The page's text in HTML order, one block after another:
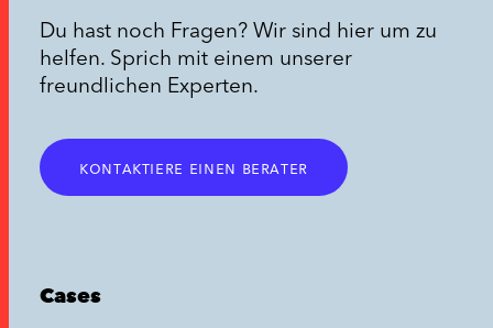
Du hast noch Fragen? Wir sind hier um zu
helfen. Sprich mit einem unserer
freundlichen Experten.
kontaktiere einen berater
Cases